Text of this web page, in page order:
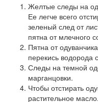
Желтые следы на
Ее легче всего
зеленый след от
пятна от млечного
Пятна от
перекись
Следы на темной
марганцовки.
Чтобы отстирать
растительное масло.